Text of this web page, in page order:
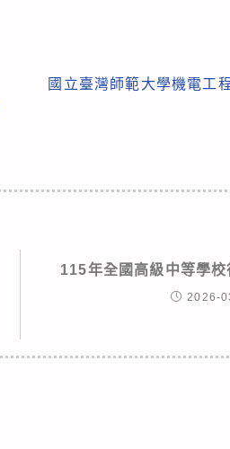
國立臺灣師範大學機電工
115年全國高級中等學
2026-